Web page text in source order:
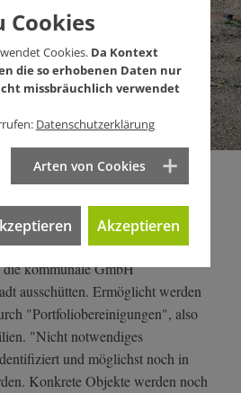
C-Areal Stillstand. Foto: Florian
städtischen Beteiligungen. Allein
kommunale GmbH
ausschütten. Ermöglicht werden
"Portfoliobereinigungen", also
"Nicht notwendiges
und möglichst noch in
Konkrete Objekte werden noch
Cookies
Cookies. Da Kontext
die so erhobenen Daten nur
missbräuchlich verwendet
Datenschutzerklärung
Arten von Cookies
Akzeptieren